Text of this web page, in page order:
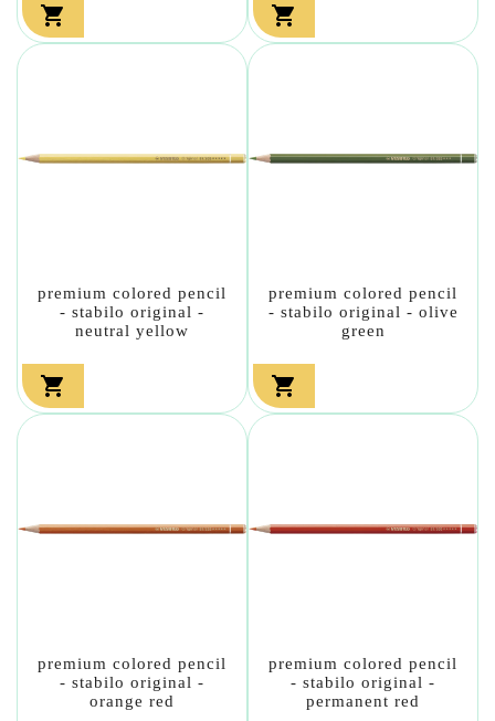
 
premium colored pencil
- stabilo original -
neutral yellow

premium colored pencil
- stabilo original - olive
green

premium colored pencil
- stabilo original -
orange red
premium colored pencil
- stabilo original -
permanent red